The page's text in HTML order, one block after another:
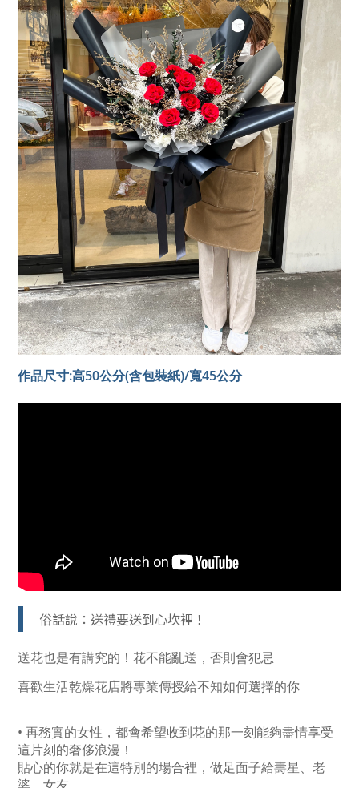
作品尺寸:高50公分(含包裝紙)/寬45公分
俗話說：送禮要送到心坎裡！
送花也是有講究的！花不能亂送，否則會犯忌
喜歡生活乾燥花店將專業傳授給不知如何選擇的你
• 再務實的女性，都會希望收到花的那一刻能夠盡情享受
這片刻的奢侈浪漫！
貼心的你就是在這特別的場合裡，做足面子給壽星、老